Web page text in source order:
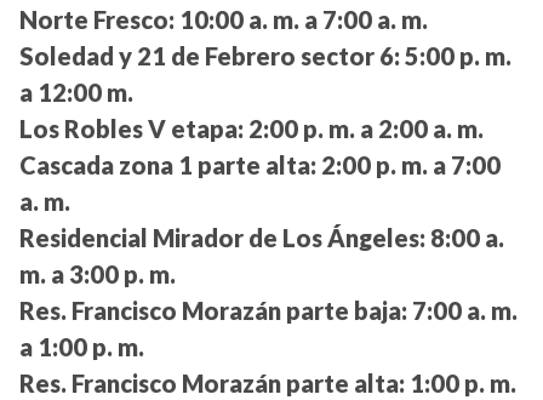
Norte Fresco: 10:00 a. m. a 7:00 a. m.
Soledad y 21 de Febrero sector 6: 5:00 p. m.
a 12:00 m.
Los Robles V etapa: 2:00 p. m. a 2:00 a. m.
Cascada zona 1 parte alta: 2:00 p. m. a 7:00
a. m.
Residencial Mirador de Los Ángeles: 8:00 a.
m. a 3:00 p. m.
Res. Francisco Morazán parte baja: 7:00 a. m.
a 1:00 p. m.
Res. Francisco Morazán parte alta: 1:00 p. m.